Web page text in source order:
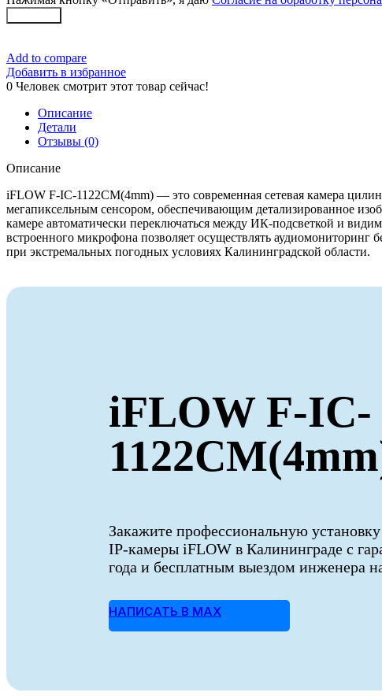
Add to compare
Добавить в избранное
0 Человек смотрит этот товар сейчас!
Описание
Детали
Отзывы (0)
Описание
iFLOW F-IC-1122CM(4mm) — это современная сетевая камера
мегапиксельным сенсором, обеспечивающим детализированное
камере автоматически переключаться между ИК-подсветкой и
встроенного микрофона позволяет осуществлять аудиомониторинг
при экстремальных погодных условиях Калининградской области.
iFLOW F-IC-
Закажите профессиональную
IP-камеры iFLOW в Калининграде с
года и бесплатным выездом инженера
НАПИСАТЬ В MAX